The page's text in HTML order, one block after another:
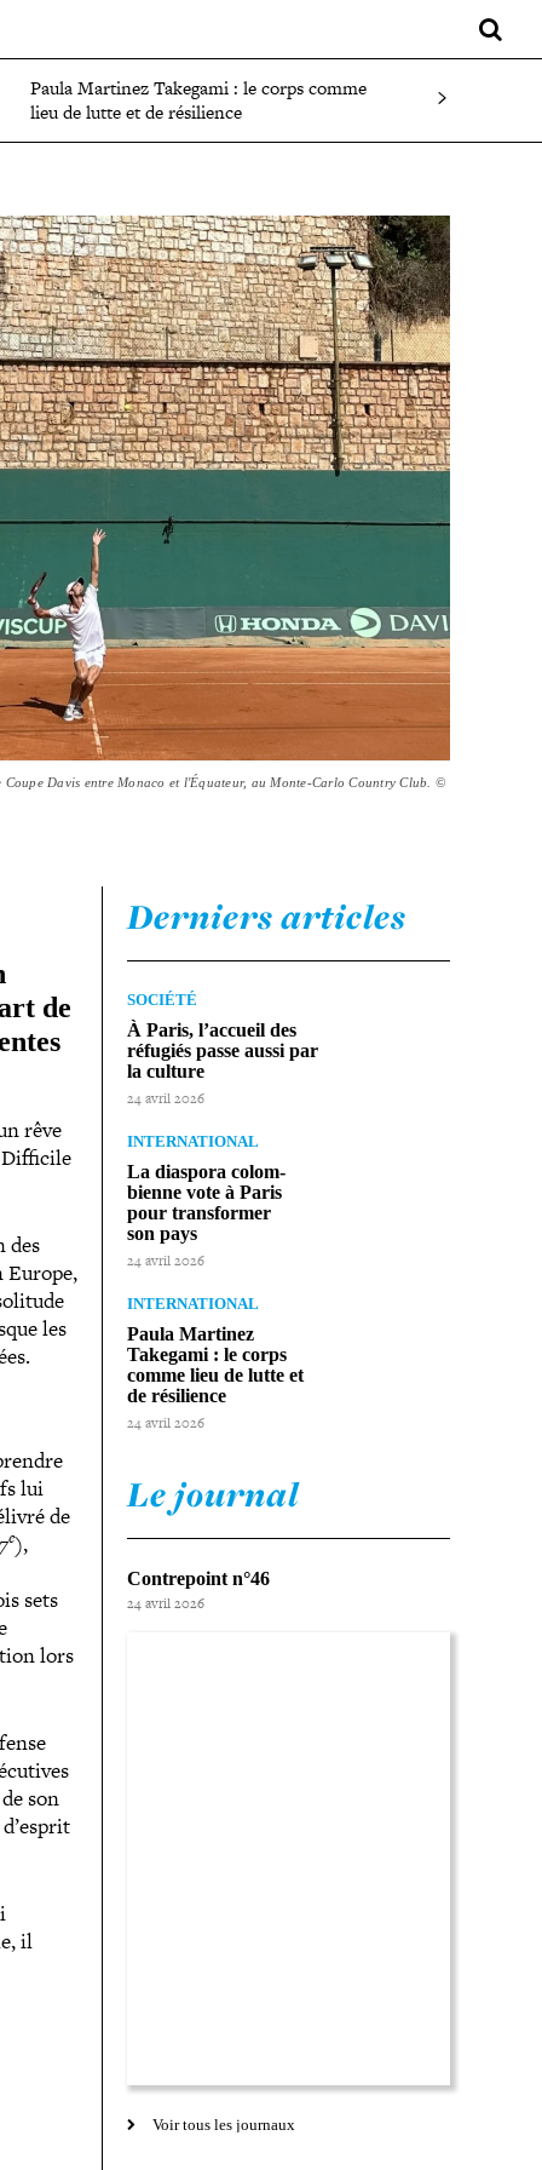
Paula Martinez Takegami : le corps comme
lieu de lutte et de résilience
Davis entre Monaco et l'Équateur, au Monte-Carlo Country Club. ©
de
rêve
Difficile
des
Europe,
les
lui
de
e),
sets
lors
son
il
Derniers articles
SOCIÉTÉ
À Paris, l’accueil des
réfugiés passe aussi par
la culture
24 avril 2026
INTERNATIONAL
La diaspora colom­
bienne vote à Paris
pour trans­for­mer
son pays
24 avril 2026
INTERNATIONAL
Paula Martinez
Takegami : le corps
comme lieu de lutte et
de résilience
24 avril 2026
Le journal
Contrepoint n°46
24 avril 2026
Voir tous les journaux